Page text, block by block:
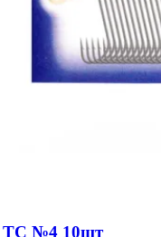
TC №4 10шт